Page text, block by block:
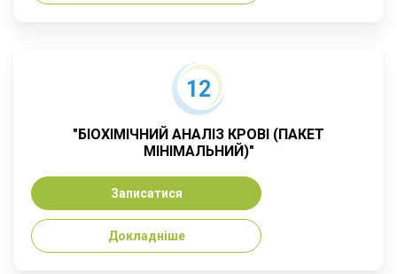
12
"БІОХІМІЧНИЙ АНАЛІЗ КРОВІ (ПАКЕТ
МІНІМАЛЬНИЙ)"
Записатися
Докладніше